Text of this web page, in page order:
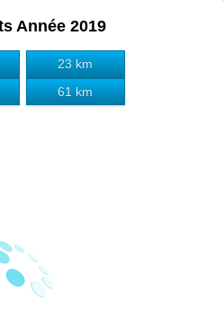
Année 2019
23 km
61 km